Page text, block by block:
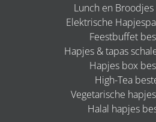
Lunch en
Elektrische
Feestbuffet
Hapjes & tapas
Hapjes box
High-Tea
Vegetarische
Halal hapjes